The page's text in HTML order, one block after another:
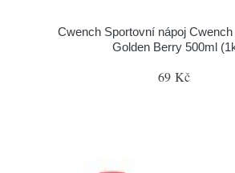
Cwench Sportovní nápoj
Golden Berry 500ml
69 Kč